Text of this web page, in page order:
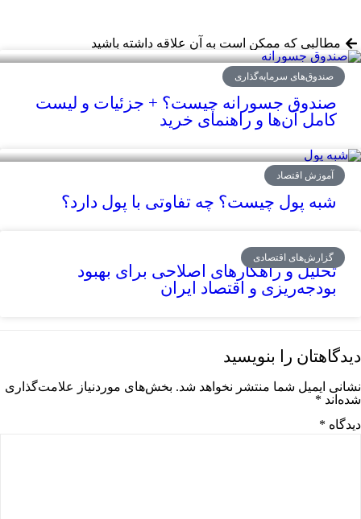
مطالبی که ممکن است به آن علاقه داشته باشید
صندوق‌های سرمایه‌گذاری
صندوق جسورانه چیست؟ + جزئیات و لیست
کامل آن‌ها و راهنمای خرید
آموزش اقتصاد
شبه پول چیست؟ چه تفاوتی با پول دارد؟
گزارش‌های اقتصادی
تحلیل و راهکارهای اصلاحی برای بهبود
بودجه‌ریزی و اقتصاد ایران
دیدگاهتان را بنویسید
نشانی ایمیل شما منتشر نخواهد شد. بخش‌های موردنیاز علامت‌گذاری
شده‌اند *
دیدگاه *